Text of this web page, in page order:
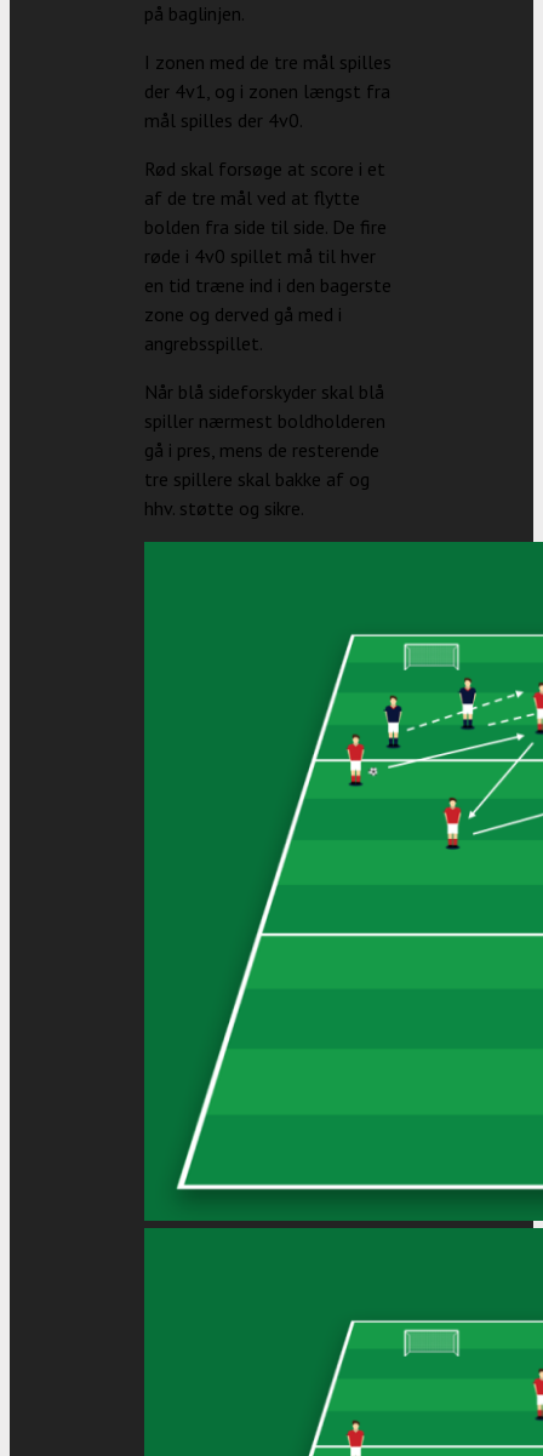
på baglinjen.
I zonen med de tre mål spilles
der 4v1, og i zonen længst fra
mål spilles der 4v0.
Rød skal forsøge at score i et
af de tre mål ved at flytte
bolden fra side til side. De fire
røde i 4v0 spillet må til hver
en tid træne ind i den bagerste
zone og derved gå med i
angrebsspillet.
Når blå sideforskyder skal blå
spiller nærmest boldholderen
gå i pres, mens de resterende
tre spillere skal bakke af og
hhv. støtte og sikre.